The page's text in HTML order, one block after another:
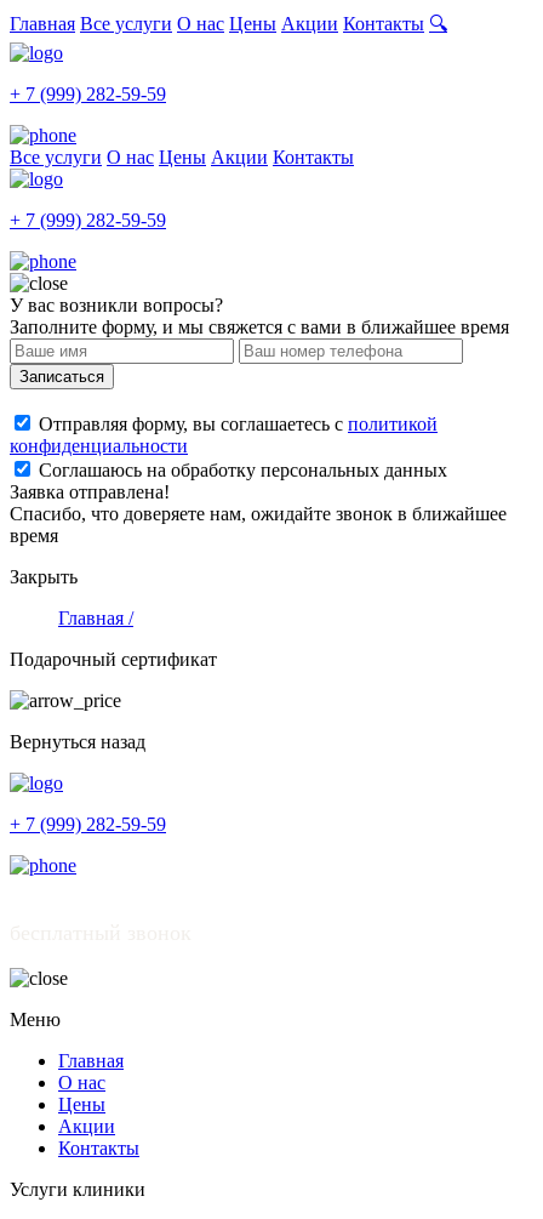
Главная Все услуги О нас Цены Акции Контакты 🔍
+ 7 (999) 282-59-59
Все услуги О нас Цены Акции Контакты
+ 7 (999) 282-59-59
У вас возникли вопросы?
Заполните форму, и мы свяжется с вами в ближайшее время
Записаться
Отправляя форму, вы соглашаетесь с политикой
конфиденциальности
Соглашаюсь на обработку персональных данных
Заявка отправлена!
Спасибо, что доверяете нам, ожидайте звонок в ближайшее
время
Закрыть
Главная /
Подарочный сертификат
Вернуться назад
+ 7 (999) 282-59-59
Меню
Главная
О нас
Цены
Акции
Контакты
Услуги клиники